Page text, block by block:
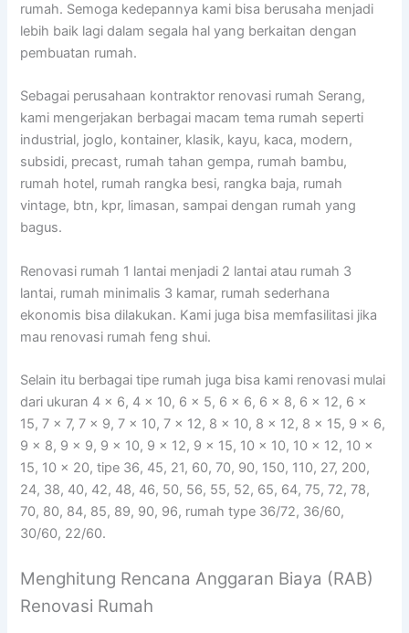
rumah. Semoga kedepannya kami bisa berusaha menjadi
lebih baik lagi dalam segala hal yang berkaitan dengan
pembuatan rumah.
Sebagai perusahaan kontraktor renovasi rumah Serang,
kami mengerjakan berbagai macam tema rumah seperti
industrial, joglo, kontainer, klasik, kayu, kaca, modern,
subsidi, precast, rumah tahan gempa, rumah bambu,
rumah hotel, rumah rangka besi, rangka baja, rumah
vintage, btn, kpr, limasan, sampai dengan rumah yang
bagus.
Renovasi rumah 1 lantai menjadi 2 lantai atau rumah 3
lantai, rumah minimalis 3 kamar, rumah sederhana
ekonomis bisa dilakukan. Kami juga bisa memfasilitasi jika
mau renovasi rumah feng shui.
Selain itu berbagai tipe rumah juga bisa kami renovasi mulai
dari ukuran 4 x 6, 4 x 10, 6 x 5, 6 x 6, 6 x 8, 6 x 12, 6 x
15, 7 x 7, 7 x 9, 7 x 10, 7 x 12, 8 x 10, 8 x 12, 8 x 15, 9 x 6,
9 x 8, 9 x 9, 9 x 10, 9 x 12, 9 x 15, 10 x 10, 10 x 12, 10 x
15, 10 x 20, tipe 36, 45, 21, 60, 70, 90, 150, 110, 27, 200,
24, 38, 40, 42, 48, 46, 50, 56, 55, 52, 65, 64, 75, 72, 78,
70, 80, 84, 85, 89, 90, 96, rumah type 36/72, 36/60,
30/60, 22/60.
Menghitung Rencana Anggaran Biaya (RAB)
Renovasi Rumah